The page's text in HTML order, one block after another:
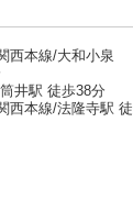
西本線/大和小泉
井駅 徒歩38分
西本線/法隆寺駅 徒